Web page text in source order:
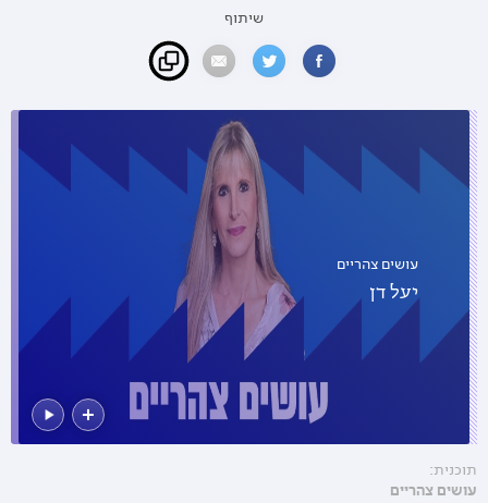
שיתוף
עושים צהריים
יעל דן
תוכנית:
עושים צהריים